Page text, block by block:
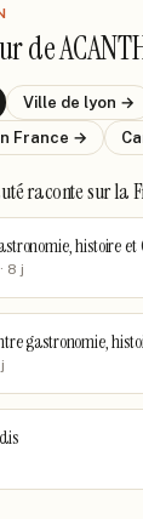
de
Ville de lyon →
France →
racontesur la
histoire et
· 8 j
gastronomie,